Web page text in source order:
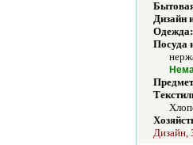
Дизайн
Одежда:
Посуда
Дизайн,